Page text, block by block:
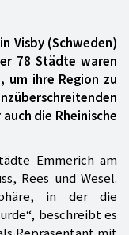
Visby (Schweden)
78 Städte waren
um ihre Region zu
die Rheinische
Emmerich am
Rees und Wesel.
in der die
beschreibt es